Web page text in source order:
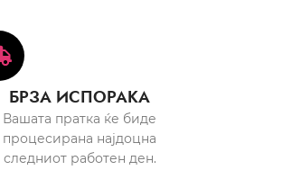
БРЗА ИСПОРАКА
Вашата пратка ќе биде
процесирана најдоцна
следниот работен ден.